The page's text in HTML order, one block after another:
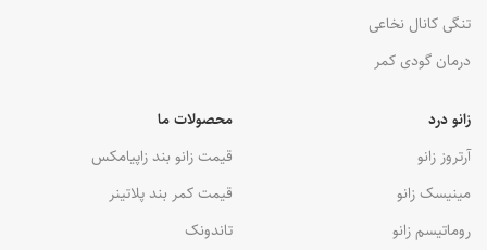
محصولات ما
قیمت زانو بند زاپیامکس
قیمت کمر بند پلاتینر
تاندونک
زانو درد
آرتروز زانو
مینیسک زانو
روماتیسم زانو
تنگی کانال نخاعی
درمان گودی کمر